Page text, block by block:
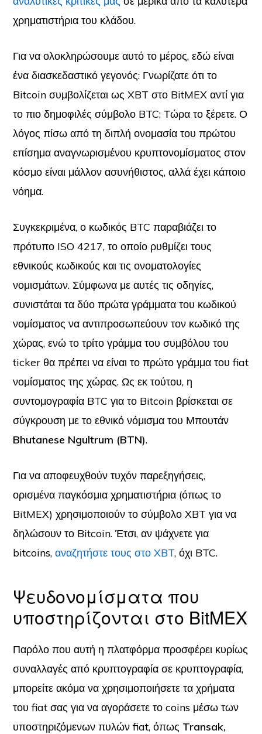
χρηματιστήρια του κλάδου.
Για να ολοκληρώσουμε αυτό το μέρος, εδώ είναι
ένα διασκεδαστικό γεγονός: Γνωρίζατε ότι το
Bitcoin συμβολίζεται ως XBT στο BitMEX αντί για
το πιο δημοφιλές σύμβολο BTC; Τώρα το ξέρετε. Ο
λόγος πίσω από τη διπλή ονομασία του πρώτου
επίσημα αναγνωρισμένου κρυπτονομίσματος στον
κόσμο είναι μάλλον ασυνήθιστος, αλλά έχει κάποιο
νόημα.
Συγκεκριμένα, ο κωδικός BTC παραβιάζει το
πρότυπο ISO 4217, το οποίο ρυθμίζει τους
εθνικούς κωδικούς και τις ονοματολογίες
νομισμάτων. Σύμφωνα με αυτές τις οδηγίες,
συνιστάται τα δύο πρώτα γράμματα του κωδικού
νομίσματος να αντιπροσωπεύουν τον κωδικό της
χώρας, ενώ το τρίτο γράμμα του συμβόλου του
ticker θα πρέπει να είναι το πρώτο γράμμα του fiat
νομίσματος της χώρας. Ως εκ τούτου, η
συντομογραφία BTC για το Bitcoin βρίσκεται σε
σύγκρουση με το εθνικό νόμισμα του Μπουτάν
Bhutanese Ngultrum (BTN).
Για να αποφευχθούν τυχόν παρεξηγήσεις,
ορισμένα παγκόσμια χρηματιστήρια (όπως το
BitMEX) χρησιμοποιούν το σύμβολο XBT για να
δηλώσουν το Bitcoin. Έτσι, αν ψάχνετε για
bitcoins,αναζητήστε τους στο XBT, όχι BTC.
Ψευδονομίσματα που
υποστηρίζονται στο BitMEX
Παρόλο που αυτή η πλατφόρμα προσφέρει κυρίως
συναλλαγές από κρυπτογραφία σε κρυπτογραφία,
μπορείτε ακόμα να χρησιμοποιήσετε τα χρήματα
του fiat σας για να αγοράσετε το coins μέσω των
υποστηριζόμενων πυλών fiat, όπως Transak,